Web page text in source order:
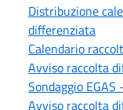
Distribuzione
differenziata
Calendario
Avviso raccolta
Sondaggio
Avviso raccolta